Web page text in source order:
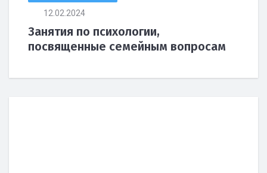
12.02.2024
Занятия по психологии,
посвященные семейным вопросам